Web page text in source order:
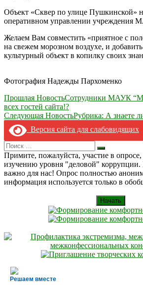
Объект «Сквер по улице Пушкинской»
оперативном управлении
Желаем Вам совместить «приятное с
на свежем морозном воздухе, и
культурный объект в копилку своих
Фотография Надежды Пархоменко
Навигация
по
записям
Прошлая НовостьСотрудники МАУК
всех гостей сайта!?
Следующая НовостьРубрика: А знаете
Версия сайта для слабовидящих
Search
for:
Искать
Примите, пожалуйста, участие в
изучению уровня "деловой"
важно для нас! Опрос полностью
информация используется только в
Начать
Решаем вместе